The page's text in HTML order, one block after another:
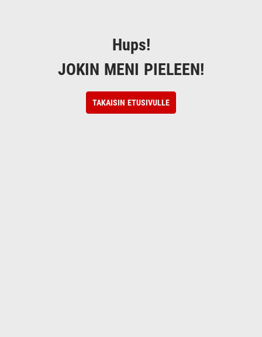
Hups!
JOKIN MENI PIELEEN!
TAKAISIN ETUSIVULLE